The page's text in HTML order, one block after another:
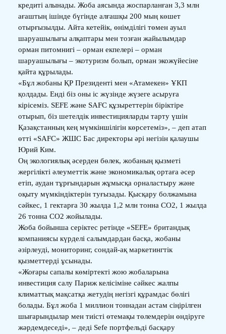
кредиті алынады. Жоба аясында жоспарланған 3,3 млн
ағаштың ішінде бүгінде алғашқы 200 мың көшет
отырғызылды. Айта кетейік, өнімділігі төмен ауыл
шаруашылығы алқаптары мен тозған жайылымдар
орман питомнигі – орман екпелері – орман
шаруашылығы – экотуризм болып, орман экожүйесіне
қайта құрылады.
«Бұл жобаны ҚР Президенті мен «Атамекен» ҰКП
қолдады. Енді біз оны іс жүзінде жүзеге асыруға
кірісеміз. SEFE және SAFC құзыреттерін біріктіре
отырып, біз шетелдік инвестицияларды тарту үшін
Қазақстанның кең мүмкіншілігін көрсетеміз», – деп атап
өтті «SAFC» ЖШС Бас директоры әрі негізін қалаушы
Юрий Ким.
Оң экологиялық әсерден бөлек, жобаның қызметі
жергілікті әлеуметтік және экономикалық ортаға әсер
етіп, аудан тұрғындарын жұмысқа орналастыру және
оқыту мүмкіндіктерін туғызады. Қысқару болжамына
сәйкес, 1 гектарға 30 жылда 1,2 млн тонна СО2, 1 жылда
26 тонна СО2 жойылады.
Жоба бойынша серіктес ретінде «SEFE» британдық
компаниясы күрделі салымдардан басқа, жобаны
әзірлеуді, мониторинг, сондай-ақ маркетингтік
қызметтерді ұсынады.
«Жоғары сапалы көміртекті жою жобаларына
инвестиция салу Париж келісіміне сәйкес жалпы
климаттық мақсатқа жетудің негізгі құрамдас бөлігі
болады. Бұл жоба 1 миллион тоннадан астам сіңірілген
шығарындылар мен тиісті өтемақы төлемдерін өндіруге
жәрдемдеседі», – деді Sefe портфельді басқару